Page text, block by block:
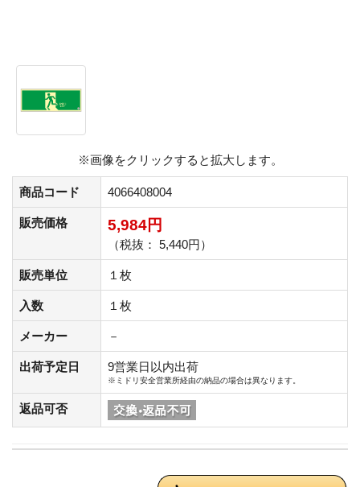
※画像をクリックすると拡大します。
商品コード 4066408004
販売価格 5,984円
（税抜： 5,440円）
販売単位 １枚
入数 １枚
メーカー －
出荷予定日 9営業日以内出荷
※ミドリ安全営業所経由の納品の場合は異なります。
返品可否